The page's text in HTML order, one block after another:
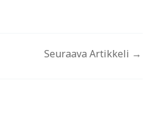
Seuraava Artikkeli →